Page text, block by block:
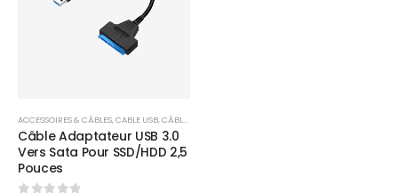
wishlist
ACCESSOIRES & CÂBLES,CABLE USB,CÂBLES
Câble Adaptateur USB 3.0
Vers Sata Pour SSD/HDD 2,5
Pouces